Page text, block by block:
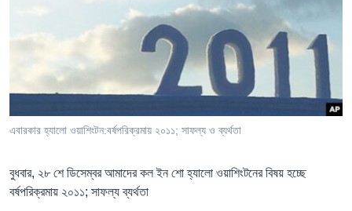
Learning English
FOLLOW US
অন্য ভাষায় ওয়েব সাইট
এবারকার হ্যালো ওয়াশিংটন:বর্ষপরিক্রমায় ২০১১; সাফল্য ও ব্যর্থতা
বুধবার, ২৮ শে ডিসেম্বর আমাদের কল ইন শো হ্যালো ওয়াশিংটনের বিষয় হচ্ছে
বর্ষপরিক্রমায় ২০১১; সাফল্য ব্যর্থতা